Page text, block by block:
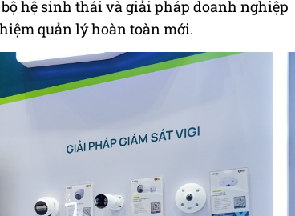
hệ sinh thái và giải pháp doanh nghiệp
quản lý hoàn toàn mới.